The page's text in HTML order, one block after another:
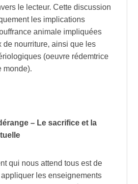
le lecteur. Cette discussion
les implications
animale impliquées
de nourriture, ainsi que les
(oeuvre rédemtrice
monde).
– Le sacrifice et la
qui nous attend tous est de
les enseignements